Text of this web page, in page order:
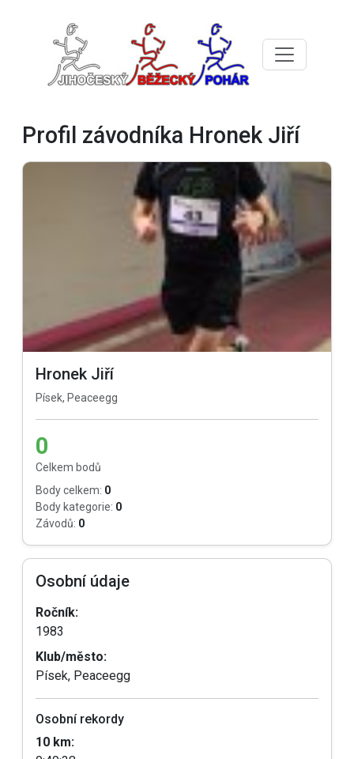
Profil závodníka Hronek Jiří
Hronek Jiří
Písek, Peaceegg
0
Celkem bodů
Body celkem: 0
Body kategorie: 0
Závodů: 0
Osobní údaje
Ročník:
1983
Klub/město:
Písek, Peaceegg
Osobní rekordy
10 km: